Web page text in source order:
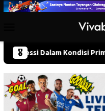
Skip
🎖️
Kondisi Prima Secara